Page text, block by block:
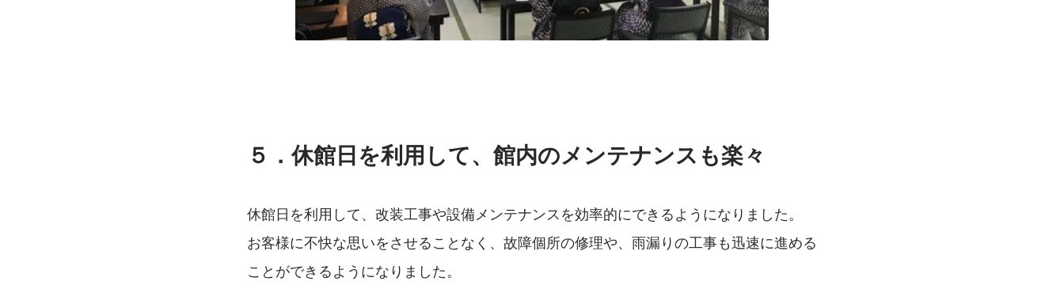
５．休館日を利用して、館内のメンテナンスも楽々
休館日を利用して、改装工事や設備メンテナンスを効率的にできるようになりました。
お客様に不快な思いをさせることなく、故障個所の修理や、雨漏りの工事も迅速に進める
ことができるようになりました。